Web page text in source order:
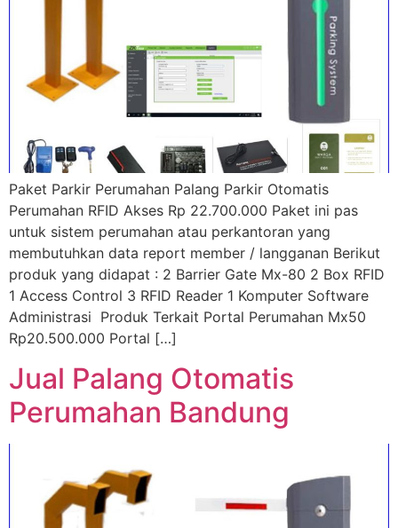
Paket Parkir Perumahan Palang Parkir Otomatis
Perumahan RFID Akses Rp 22.700.000 Paket ini pas
untuk sistem perumahan atau perkantoran yang
membutuhkan data report member / langganan Berikut
produk yang didapat : 2 Barrier Gate Mx-80 2 Box RFID
1 Access Control 3 RFID Reader 1 Komputer Software
Administrasi Produk Terkait Portal Perumahan Mx50
Rp20.500.000 Portal […]
Jual Palang Otomatis
Perumahan Bandung